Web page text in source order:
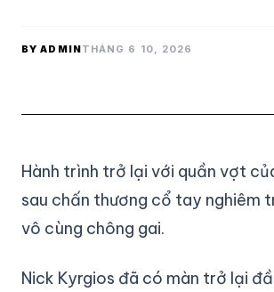
BY ADMINTHÁNG 6 10, 2026
Hành trình trở lại với quần vợt
sau chấn thương cổ tay nghiêm
vô cùng chông gai.
Nick Kyrgios đã có màn trở lại